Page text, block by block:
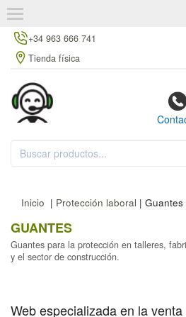
+34 963 666 741
Tienda física
Inicio | Protección laboral | Guantes
GUANTES
Guantes para la protección en talleres,
y el sector de construcción.
Web especializada en la